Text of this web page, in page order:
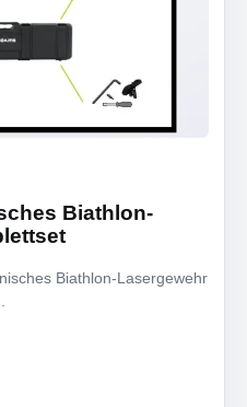
Biathlon-
Biathlon-Lasergewehr